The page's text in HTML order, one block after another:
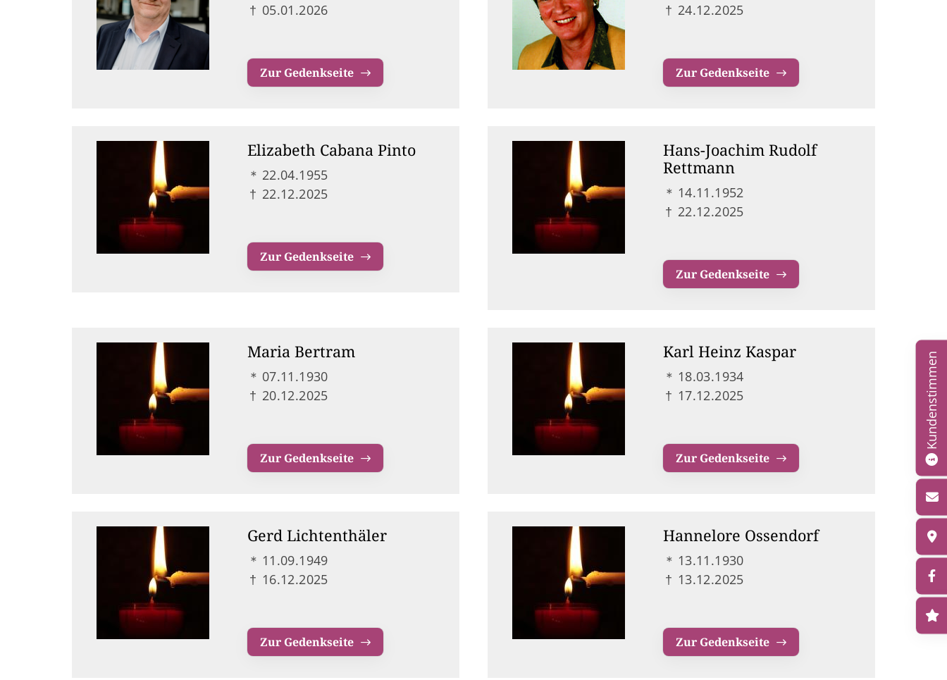
† 05.01.2026
Zur Gedenkseite
† 24.12.2025
Zur Gedenkseite
Elizabeth Cabana Pinto
＊ 22.04.1955
† 22.12.2025
Zur Gedenkseite
Hans-Joachim Rudolf
Rettmann
＊ 14.11.1952
† 22.12.2025
Zur Gedenkseite
Maria Bertram
＊ 07.11.1930
† 20.12.2025
Zur Gedenkseite
Karl Heinz Kaspar
＊ 18.03.1934
† 17.12.2025
Zur Gedenkseite
Gerd Lichtenthäler
＊ 11.09.1949
† 16.12.2025
Zur Gedenkseite
Hannelore Ossendorf
＊ 13.11.1930
† 13.12.2025
Zur Gedenkseite
Kundenstimmen